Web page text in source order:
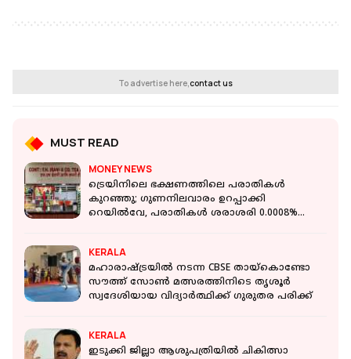
To advertise here,contact us
MUST READ
MONEY NEWS
ട്രെയിനിലെ ഭക്ഷണത്തിലെ പരാതികള്‍
കുറഞ്ഞു; ഗുണനിലവാരം ഉറപ്പാക്കി
റെയില്‍വേ, പരാതികള്‍ ശരാശരി 0.0008%
KERALA
മഹാരാഷ്ട്രയിൽ നടന്ന CBSE തായ്കൊണ്ടോ
സൗത്ത് സോൺ മത്സരത്തിനിടെ തൃശൂർ
സ്വദേശിയായ വിദ്യാർത്ഥിക്ക് ഗുരുതര പരിക്ക്
KERALA
ഇടുക്കി ജില്ലാ ആശുപത്രിയില്‍ ചികിത്സാ